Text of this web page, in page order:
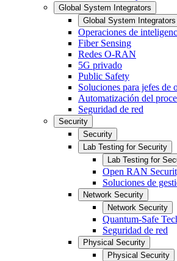
Global System Integrators
Global System Integrators
Operaciones de
Fiber Sensing
Redes O-RAN
5G privado
Public Safety
Soluciones para jefes de
Automatización del
Seguridad de red
Security
Security
Lab Testing for Security
Lab Testing for
Open RAN
Soluciones de
Network Security
Network Security
Quantum-Safe
Seguridad de red
Physical Security
Physical Security